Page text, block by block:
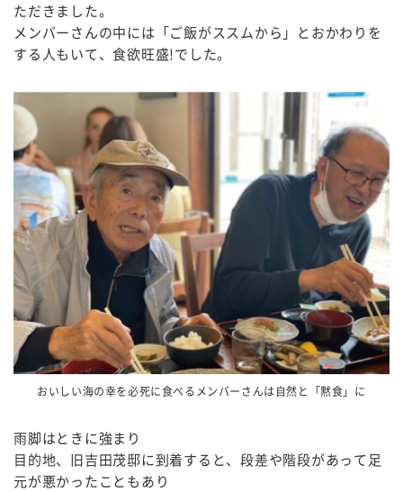
ただきました。
メンバーさんの中には「ご飯がススムから」とおかわりを
する人もいて、食欲旺盛!でした。
おいしい海の幸を必死に食べるメンバーさんは自然と「黙食」に
雨脚はときに強まり
目的地、旧吉田茂邸に到着すると、段差や階段があって足
元が悪かったこともあり